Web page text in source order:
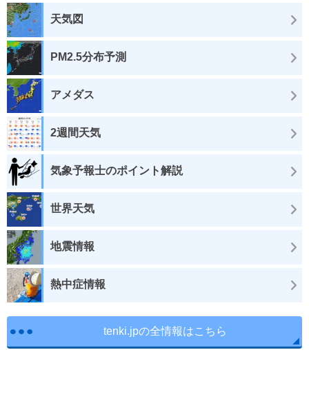
天気図
PM2.5分布予測
アメダス
2週間天気
気象予報士のポイント解説
世界天気
地震情報
熱中症情報
tenki.jpの全情報はこちら